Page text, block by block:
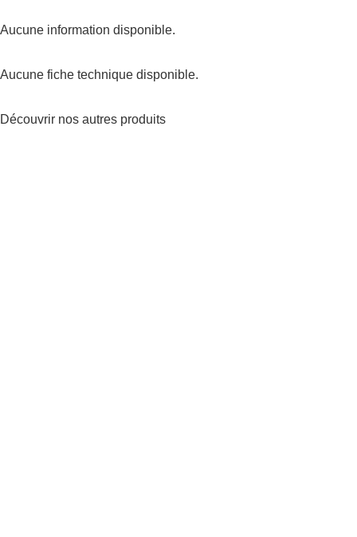
Aucune information disponible.
Aucune fiche technique disponible.
Découvrir nos autres produits